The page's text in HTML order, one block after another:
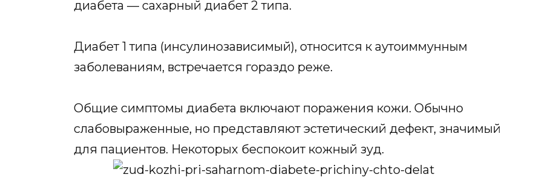
диабета — сахарный диабет 2 типа.
Диабет 1 типа (инсулинозависимый), относится к аутоиммунным
заболеваниям, встречается гораздо реже.
Общие симптомы диабета включают поражения кожи. Обычно
слабовыраженные, но представляют эстетический дефект, значимый
для пациентов. Некоторых беспокоит кожный зуд.